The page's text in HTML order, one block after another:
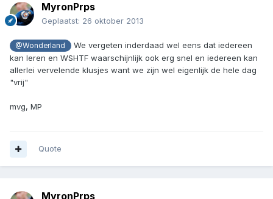
MyronPrps
Geplaatst: 26 oktober 2013
@Wonderland
We vergeten inderdaad wel eens dat iedereen
kan leren en WSHTF waarschijnlijk ook erg snel en iedereen kan
allerlei vervelende klusjes want we zijn wel eigenlijk de hele dag
"vrij"
mvg, MP
Quote
MyronPrps